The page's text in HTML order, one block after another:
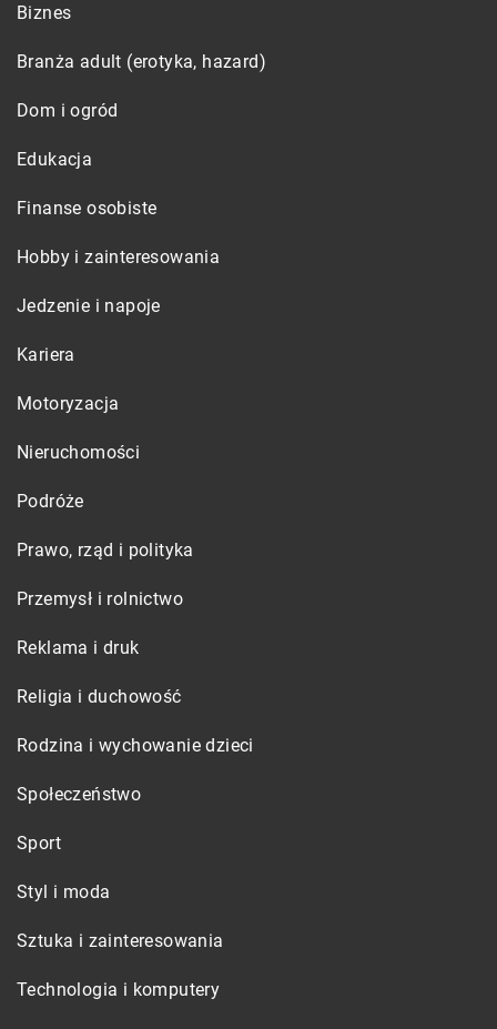
Biznes
Branża adult (erotyka, hazard)
Dom i ogród
Edukacja
Finanse osobiste
Hobby i zainteresowania
Jedzenie i napoje
Kariera
Motoryzacja
Nieruchomości
Podróże
Prawo, rząd i polityka
Przemysł i rolnictwo
Reklama i druk
Religia i duchowość
Rodzina i wychowanie dzieci
Społeczeństwo
Sport
Styl i moda
Sztuka i zainteresowania
Technologia i komputery